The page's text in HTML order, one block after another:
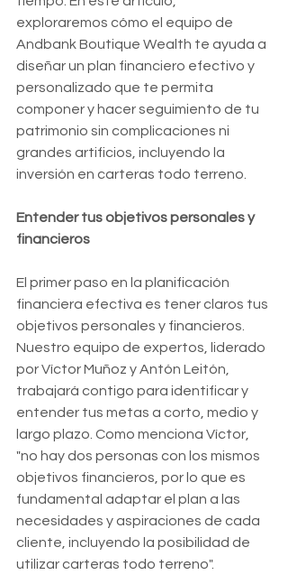
exploraremos cómo el equipo de
Andbank Boutique Wealth te ayuda a
diseñar un plan financiero efectivo y
personalizado que te permita
componer y hacer seguimiento de tu
patrimonio sin complicaciones ni
grandes artificios, incluyendo la
inversión en carteras todo terreno.
Entender tus objetivos personales y
financieros
El primer paso en la planificación
financiera efectiva es tener claros tus
objetivos personales y financieros.
Nuestro equipo de expertos, liderado
por Víctor Muñoz y Antón Leitón,
trabajará contigo para identificar y
entender tus metas a corto, medio y
largo plazo. Como menciona Víctor,
"no hay dos personas con los mismos
objetivos financieros, por lo que es
fundamental adaptar el plan a las
necesidades y aspiraciones de cada
cliente, incluyendo la posibilidad de
utilizar carteras todo terreno".